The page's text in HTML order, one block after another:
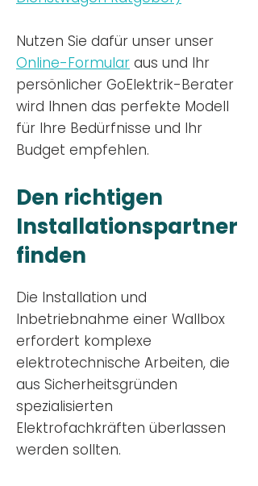
Nutzen Sie dafür unser unser
Online-Formular aus und Ihr
persönlicher GoElektrik-Berater
wird Ihnen das perfekte Modell
für Ihre Bedürfnisse und Ihr
Budget empfehlen.
Den richtigen
Installationspartner
finden
Die Installation und
Inbetriebnahme einer Wallbox
erfordert komplexe
elektrotechnische Arbeiten, die
aus Sicherheitsgründen
spezialisierten
Elektrofachkräften überlassen
werden sollten.